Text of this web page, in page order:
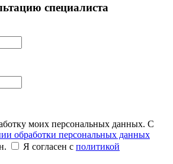
специалиста
моих персональных данных. С
обработки персональных данных
Я согласен с политикой